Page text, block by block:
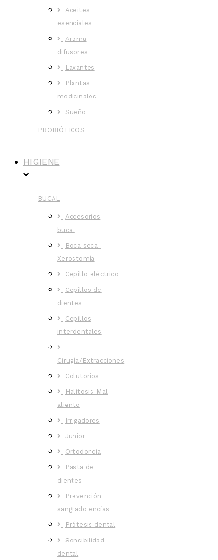
Aceites
esenciales
Aroma
difusores
Laxantes
Plantas
medicinales
Sueño
PROBIÓTICOS
HIGIENE
BUCAL
Accesorios
bucal
Boca seca-
Xerostomía
Cepillo eléctrico
Cepillos de
dientes
Cepillos
interdentales
Cirugía/Extracciones
Colutorios
Halitosis-Mal
aliento
Irrigadores
Junior
Ortodoncia
Pasta de
dientes
Prevención
sangrado encías
Prótesis dental
Sensibilidad
dental